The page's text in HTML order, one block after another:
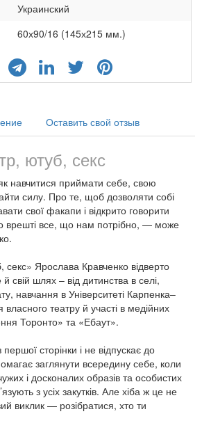
Украинский
60х90/16 (145х215 мм.)
Оставить свой отзыв
ютуб, секс
навчитися приймати себе, свою
силу. Про те, щоб дозволяти собі
свої факапи і відкрито говорити
врешті все, що нам потрібно, — може
секс» Ярослава Кравченко відверто
свій шлях – від дитинства в селі,
навчання в Університеті Карпенка–
театру й участі в медійних
Торонто» та «Ебаут».
сторінки і не відпускає до
заглянути всередину себе, коли
і досконалих образів та особистих
з усіх закутків. Але хіба ж це не
виклик — розібратися, хто ти